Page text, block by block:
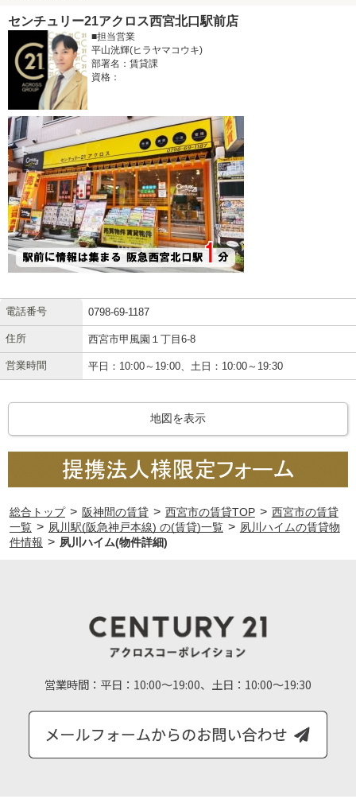
センチュリー21アクロス西宮北口駅前店
■担当営業
平山洸輝(ヒラヤマコウキ)
部署名：賃貸課
資格：
電話番号 0798-69-1187
住所 西宮市甲風園１丁目6-8
営業時間 平日：10:00～19:00、土日：10:00～19:30
地図を表示
総合トップ > 阪神間の賃貸 > 西宮市の賃貸TOP > 西宮市の賃貸
一覧 > 夙川駅(阪急神戸本線) の(賃貸)一覧 > 夙川ハイムの賃貸物
件情報 > 夙川ハイム(物件詳細)
営業時間： 平日：10:00～19:00、土日：10:00～19:30